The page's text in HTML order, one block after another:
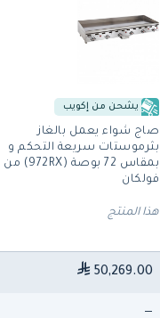
يشحن من إكويب
صاج شواء يعمل بالغاز
بثرموستات سريعة التحكم و
بمقاس 72 بوصة (972RX) من
فولكان
هذا المنتج
50,269.00
—